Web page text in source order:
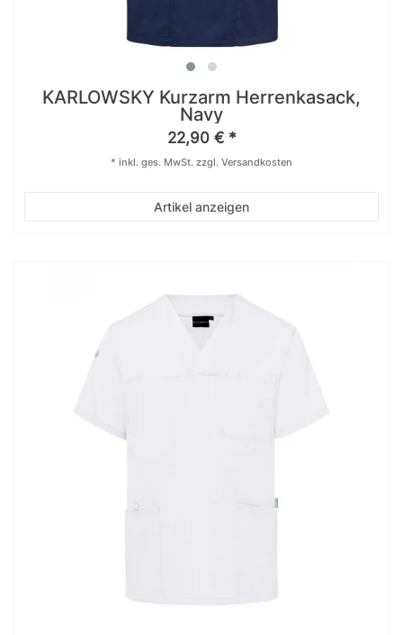
KARLOWSKY Kurzarm Herrenkasack,
Navy
22,90 € *
Artikel anzeigen
* inkl. ges. MwSt. zzgl. Versandkosten